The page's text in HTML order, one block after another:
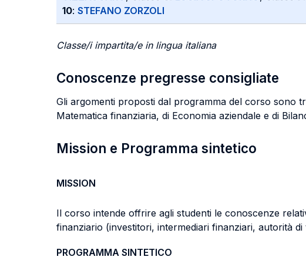
10: STEFANO ZORZOLI
Classe/i impartita/e in lingua italiana
Conoscenze pregresse consigliate
Gli argomenti proposti dal programma del corso sono
Matematica finanziaria, di Economia aziendale e di
Mission e Programma sintetico
MISSION
Il corso intende offrire agli studenti le conoscenze
finanziario (investitori, intermediari finanziari, autorità
PROGRAMMA SINTETICO